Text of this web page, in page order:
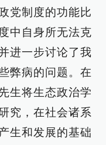
党制度的功能比
中自身所无法克
进一步讨论了我
弊病的问题。在
生将生态政治学
究，在社会诸系
生和发展的基础